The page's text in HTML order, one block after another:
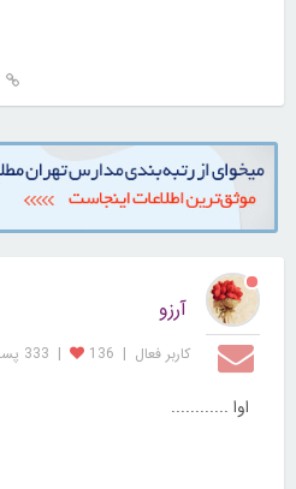
آرزو
کاربر فعال |
136
| 333 پست
اوا ............